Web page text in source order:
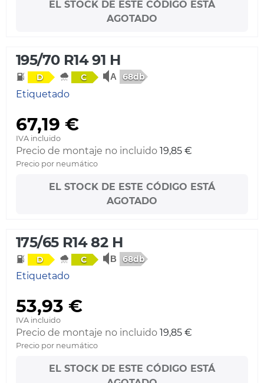
EL STOCK DE ESTE CÓDIGO ESTÁ
AGOTADO
195/70 R14 91 H
D C 68db
Etiquetado
67,19 €
IVA incluido
Precio de montaje no incluido 19,85 €
Precio por neumático
EL STOCK DE ESTE CÓDIGO ESTÁ
AGOTADO
175/65 R14 82 H
D C 68db
Etiquetado
53,93 €
IVA incluido
Precio de montaje no incluido 19,85 €
Precio por neumático
EL STOCK DE ESTE CÓDIGO ESTÁ